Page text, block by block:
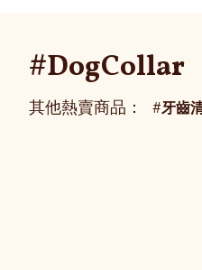
#DogCollar
其他熱賣商品： 牙齒